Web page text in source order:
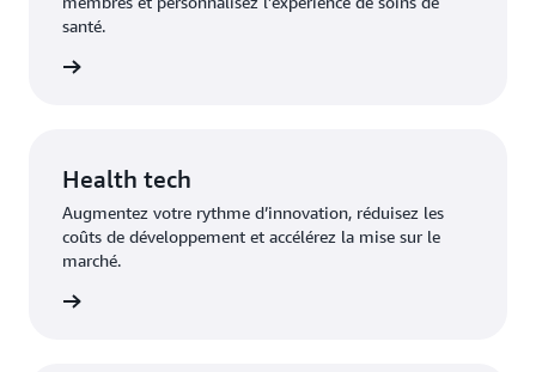
santé.
Health tech
Augmentez votre rythme d’innovation, réduisez les
coûts de développement et accélérez la mise sur le
marché.